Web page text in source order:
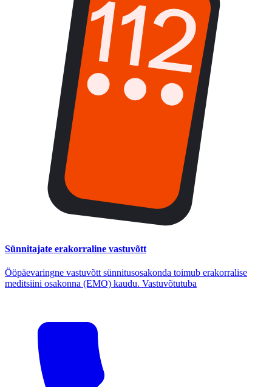
Sünnitajate erakorraline vastuvõtt
Ööpäevaringne vastuvõtt sünnitusosakonda toimub erakorralise
meditsiini osakonna (EMO) kaudu. Vastuvõtutuba